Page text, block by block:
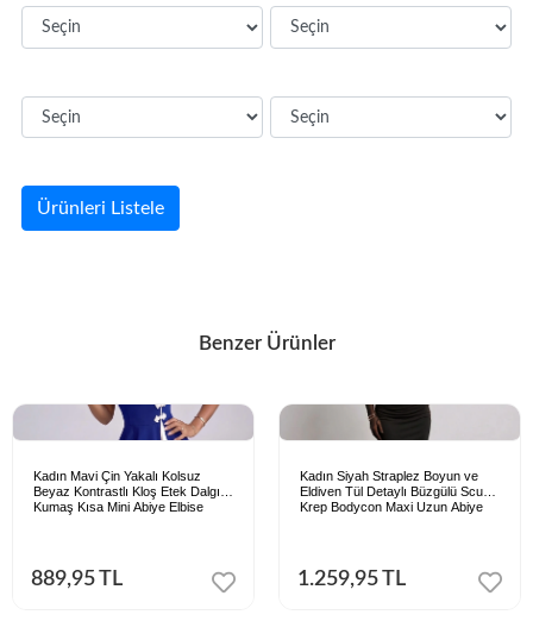
Ürünleri Listele
Benzer Ürünler
Kadın Mavi Çin Yakalı Kolsuz
Beyaz Kontrastlı Kloş Etek Dalgıç
Kumaş Kısa Mini Abiye Elbise
889,95 TL
Kadın Siyah Straplez Boyun ve
Eldiven Tül Detaylı Büzgülü Scuba
Krep Bodycon Maxi Uzun Abiye
1.259,95 TL